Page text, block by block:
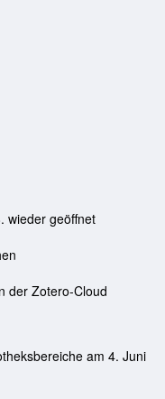
wieder geöffnet
der Zotero-Cloud
am 4. Juni